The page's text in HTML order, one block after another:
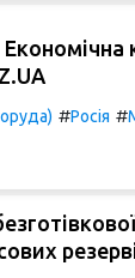
#Росія #